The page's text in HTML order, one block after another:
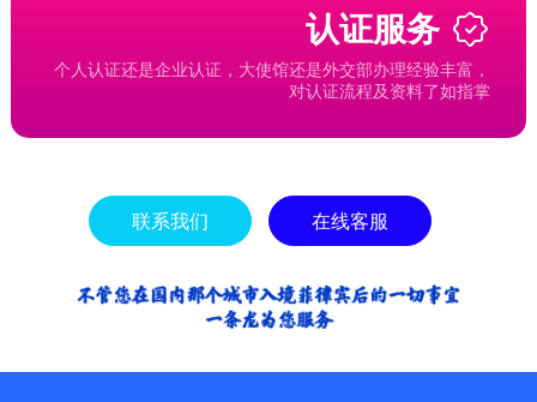
认证服务
个人认证还是企业认证，大使馆还是外交部办理经验丰富，
对认证流程及资料了如指掌
联系我们 在线客服